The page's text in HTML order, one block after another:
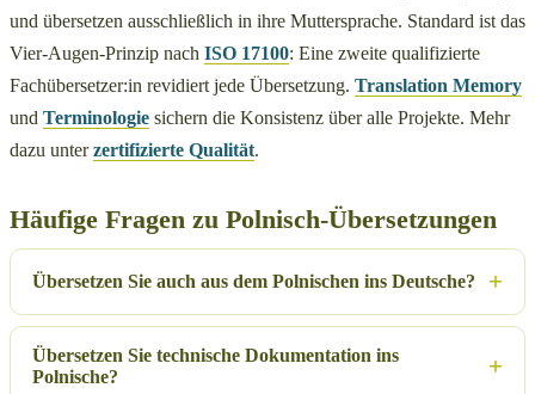
und übersetzen ausschließlich in ihre Muttersprache. Standard ist das
Vier-Augen-Prinzip nach ISO 17100: Eine zweite qualifizierte
Fachübersetzer:in revidiert jede Übersetzung. Translation Memory
und Terminologie sichern die Konsistenz über alle Projekte. Mehr
dazu unterzertifizierte Qualität.
Häufige Fragen zu Polnisch-Übersetzungen
Übersetzen Sie auch aus dem Polnischen ins Deutsche?
Übersetzen Sie technische Dokumentation ins
Polnische?